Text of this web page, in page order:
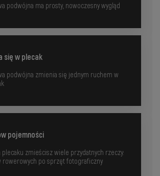
podwójna ma prosty, nowoczesny wygląd
się w plecak
podwójna zmienia się jednym ruchem w
pojemności
zmieścisz wiele przydatnych rzeczy:
rowerowych po sprzęt fotograficzny